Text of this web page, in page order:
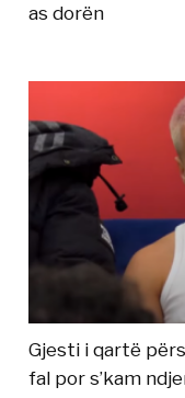
as dorën
Gjesti i qartë
fal por s’kam